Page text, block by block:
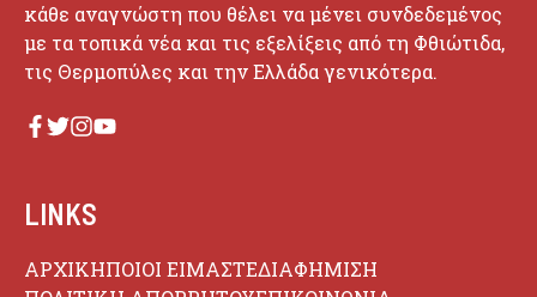
κάθε αναγνώστη που θέλει να μένει συνδεδεμένος
με τα τοπικά νέα και τις εξελίξεις από τη Φθιώτιδα,
τις Θερμοπύλες και την Ελλάδα γενικότερα.
LINKS
ΑΡΧΙΚΗΠΟΙΟΙ ΕΙΜΑΣΤΕΔΙΑΦΗΜΙΣΗ